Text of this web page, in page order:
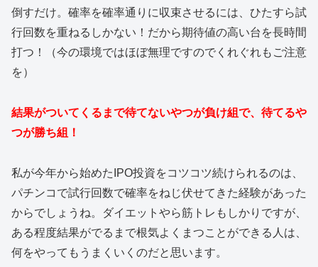
倒すだけ。確率を確率通りに収束させるには、ひたすら試
行回数を重ねるしかない！だから期待値の高い台を長時間
打つ！（今の環境ではほぼ無理ですのでくれぐれもご注意
を）
結果がついてくるまで待てないやつが負け組で、待てるや
つが勝ち組！
私が今年から始めたIPO投資をコツコツ続けられるのは、
パチンコで試行回数で確率をねじ伏せてきた経験があった
からでしょうね。ダイエットやら筋トレもしかりですが、
ある程度結果がでるまで根気よくまつことができる人は、
何をやってもうまくいくのだと思います。